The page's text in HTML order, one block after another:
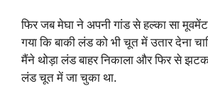
फिर जब मेघा ने अपनी गांड से हल्का सा
गया कि बाकी लंड को भी चूत में उतार देना
मैंने थोड़ा लंड बाहर निकाला और फिर से
लंड चूत में जा चुका था.